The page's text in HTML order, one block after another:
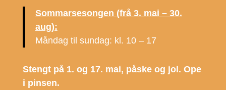
Sommarsesongen (frå 3. mai – 30.
aug):
Måndag til sundag: kl. 10 – 17
Stengt på 1. og 17. mai, påske og jol. Ope
i pinsen.